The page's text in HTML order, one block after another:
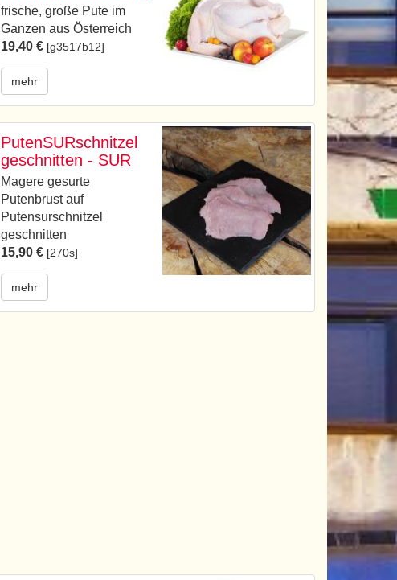
frische, große Pute im
Ganzen aus Österreich
19,40 € [g3517b12]
mehr
PutenSURschnitzel
geschnitten - SUR
Magere gesurte
Putenbrust auf
Putensurschnitzel
geschnitten
15,90 € [270s]
mehr